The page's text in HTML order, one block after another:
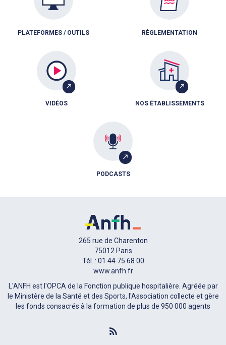
PLATEFORMES / OUTILS RÈGLEMENTATION
VIDÉOS NOS ÉTABLISSEMENTS
PODCASTS
265 rue de Charenton
75012 Paris
Tél. : 01 44 75 68 00
www.anfh.fr
L'ANFH est l'OPCA de la Fonction publique hospitalière. Agréée par
le Ministère de la Santé et des Sports, l'Association collecte et gère
les fonds consacrés à la formation de plus de 950 000 agents